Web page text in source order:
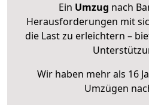
Ein Umzug nach
Herausforderungen mit
die Last zu erleichtern –
Wir haben mehr als 16
Umzügen